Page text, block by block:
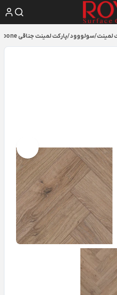
لمینت/سولووود/پارکت لمینت جناقی Herringbone